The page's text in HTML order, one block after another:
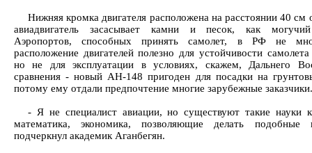
Нижняя кромка двигателя расположена на расстоянии 40 см
авиадвигатель засасывает камни и песок, как
Аэропортов, способных принять самолет, в РФ не
расположение двигателей полезно для устойчивости
но не для эксплуатации в условиях, скажем, Дальнего
сравнения - новый АН-148 пригоден для посадки на
потому ему отдали предпочтение многие зарубежные заказчики.
- Я не специалист авиации, но существуют такие науки
математика, экономика, позволяющие делать
подчеркнул академик Аганбегян.